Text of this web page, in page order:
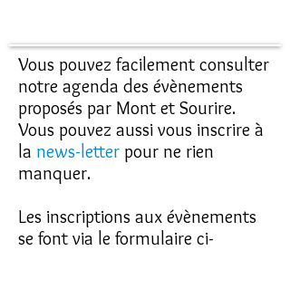
Vous pouvez facilement consulter
notre agenda des évènements
proposés par Mont et Sourire.
Vous pouvez aussi vous inscrire à
la news-letter pour ne rien
manquer.
Les inscriptions aux évènements
se font via le formulaire ci-